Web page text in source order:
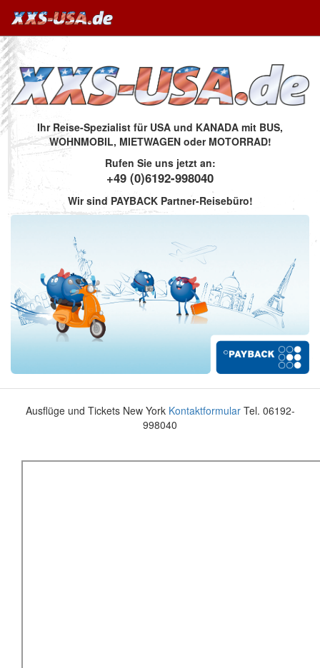
Ihr Reise-Spezialist für USA und KANADA mit BUS,
WOHNMOBIL, MIETWAGEN oder MOTORRAD!
Rufen Sie uns jetzt an:
+49 (0)6192-998040
Wir sind PAYBACK Partner-Reisebüro!
Ausflüge und Tickets New York KontaktformularTel. 06192-
998040